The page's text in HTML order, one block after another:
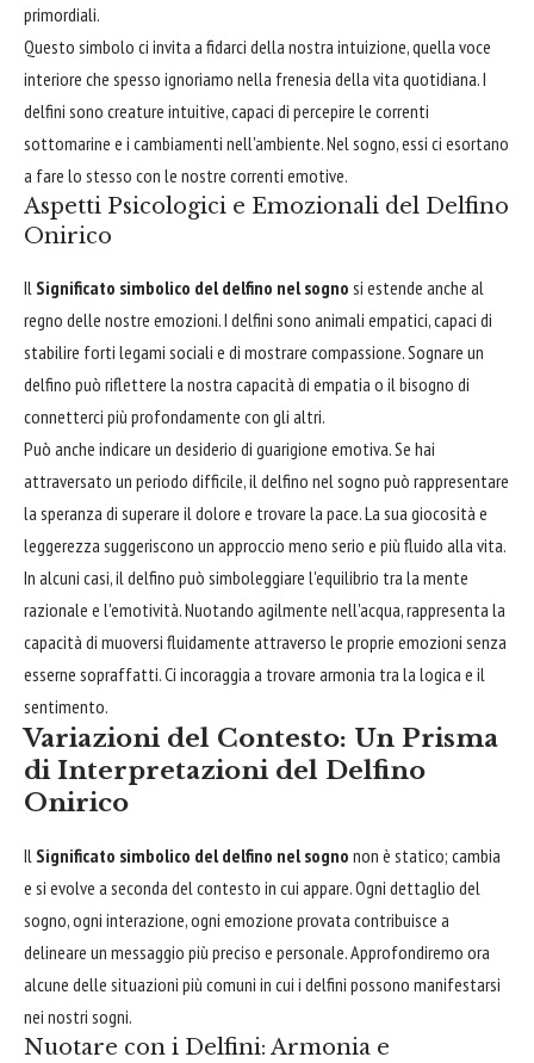
primordiali.
Questo simbolo ci invita a fidarci della nostra intuizione, quella voce
interiore che spesso ignoriamo nella frenesia della vita quotidiana. I
delfini sono creature intuitive, capaci di percepire le correnti
sottomarine e i cambiamenti nell'ambiente. Nel sogno, essi ci esortano
a fare lo stesso con le nostre correnti emotive.
Aspetti Psicologici e Emozionali del Delfino
Onirico
Il Significato simbolico del delfino nel sogno si estende anche al
regno delle nostre emozioni. I delfini sono animali empatici, capaci di
stabilire forti legami sociali e di mostrare compassione. Sognare un
delfino può riflettere la nostra capacità di empatia o il bisogno di
connetterci più profondamente con gli altri.
Può anche indicare un desiderio di guarigione emotiva. Se hai
attraversato un periodo difficile, il delfino nel sogno può rappresentare
la speranza di superare il dolore e trovare la pace. La sua giocosità e
leggerezza suggeriscono un approccio meno serio e più fluido alla vita.
In alcuni casi, il delfino può simboleggiare l'equilibrio tra la mente
razionale e l'emotività. Nuotando agilmente nell'acqua, rappresenta la
capacità di muoversi fluidamente attraverso le proprie emozioni senza
esserne sopraffatti. Ci incoraggia a trovare armonia tra la logica e il
sentimento.
Variazioni del Contesto: Un Prisma
di Interpretazioni del Delfino
Onirico
Il Significato simbolico del delfino nel sogno non è statico; cambia
e si evolve a seconda del contesto in cui appare. Ogni dettaglio del
sogno, ogni interazione, ogni emozione provata contribuisce a
delineare un messaggio più preciso e personale. Approfondiremo ora
alcune delle situazioni più comuni in cui i delfini possono manifestarsi
nei nostri sogni.
Nuotare con i Delfini: Armonia e